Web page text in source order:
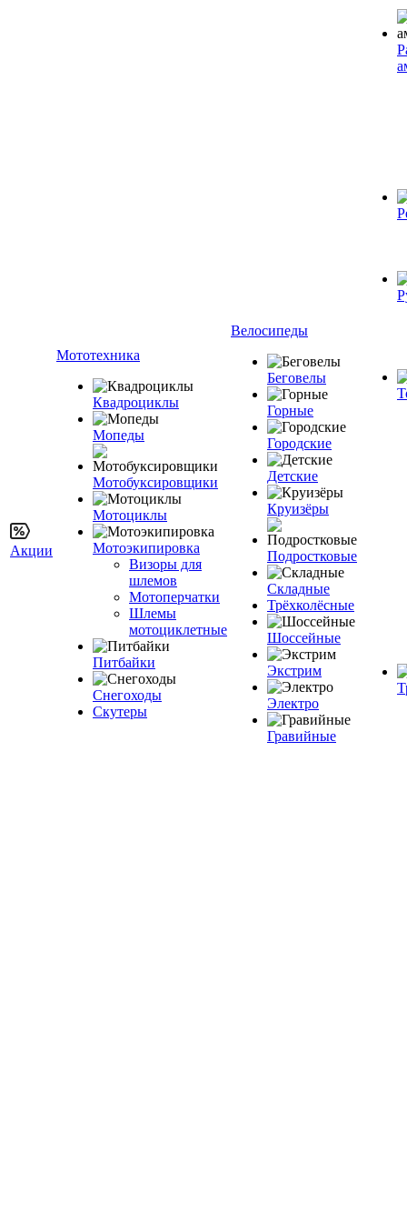
Акции
Мототехника
Квадроциклы
Мопеды
Мотобуксировщики
Мотоциклы
Мотоэкипировка
Визоры для
шлемов
Мотоперчатки
Шлемы
мотоциклетные
Питбайки
Снегоходы
Скутеры
Велосипеды
Беговелы
Горные
Городские
Детские
Круизёры
Подростковые
Складные
Трёхколёсные
Шоссейные
Экстрим
Электро
Гравийные